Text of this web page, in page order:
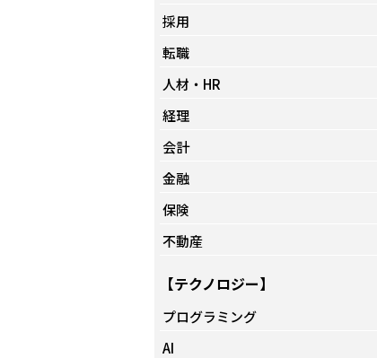
採用
転職
人材・HR
経理
会計
金融
保険
不動産
【テクノロジー】
プログラミング
AI